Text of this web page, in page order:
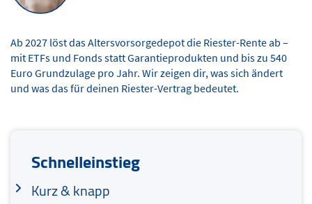
Ab 2027 löst das Altersvorsorgedepot die Riester-Rente ab –
mit ETFs und Fonds statt Garantieprodukten und bis zu 540
Euro Grundzulage pro Jahr. Wir zeigen dir, was sich ändert
und was das für deinen Riester-Vertrag bedeutet.
Schnelleinstieg
Kurz & knapp